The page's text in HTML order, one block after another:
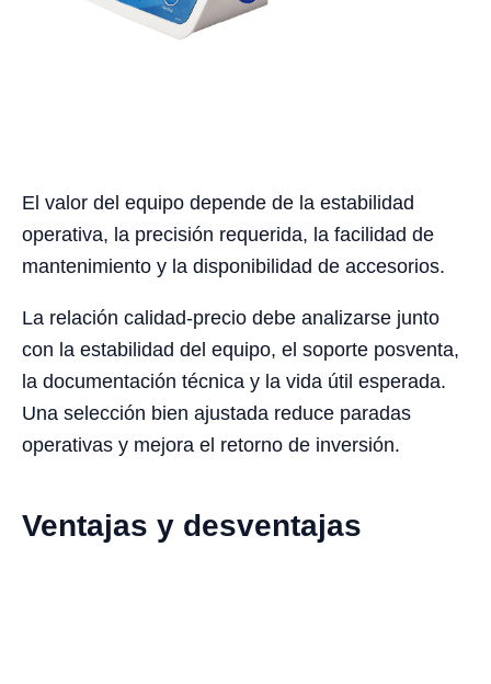
El valor del equipo depende de la estabilidad
operativa, la precisión requerida, la facilidad de
mantenimiento y la disponibilidad de accesorios.
La relación calidad-precio debe analizarse junto
con la estabilidad del equipo, el soporte posventa,
la documentación técnica y la vida útil esperada.
Una selección bien ajustada reduce paradas
operativas y mejora el retorno de inversión.
Ventajas y desventajas